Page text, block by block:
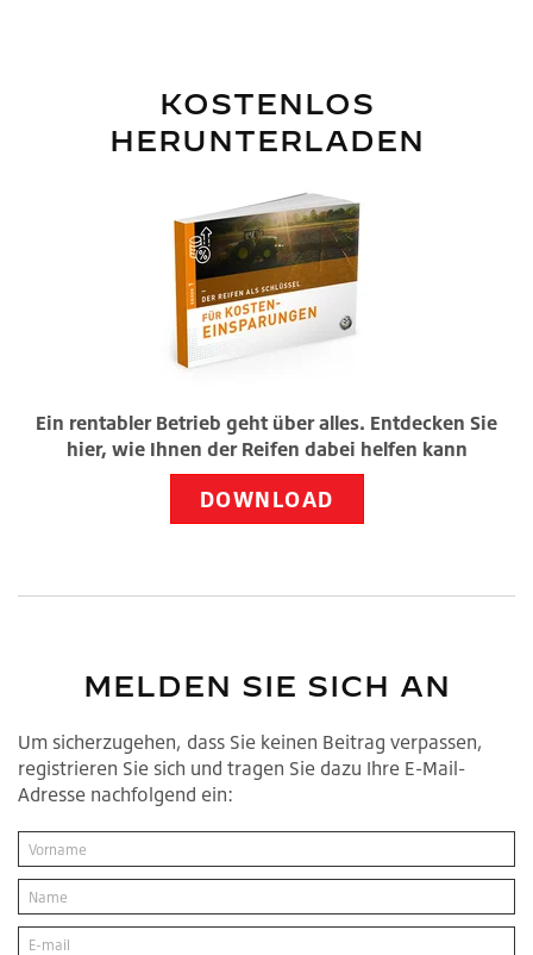
KOSTENLOS
HERUNTERLADEN
Ein rentabler Betrieb geht über alles. Entdecken Sie
hier, wie Ihnen der Reifen dabei helfen kann
DOWNLOAD
MELDEN SIE SICH AN
Um sicherzugehen, dass Sie keinen Beitrag verpassen,
registrieren Sie sich und tragen Sie dazu Ihre E-Mail-
Adresse nachfolgend ein: